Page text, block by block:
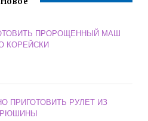
ПРОРОЩЕННЫЙ МАШ
КОРЕЙСКИ
ПРИГОТОВИТЬ РУЛЕТ ИЗ